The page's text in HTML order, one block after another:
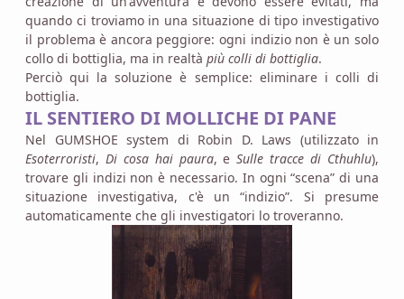
quando ci troviamo in una situazione di tipo investigativo
il problema è ancora peggiore: ogni indizio non è un solo
collo di bottiglia, ma in realtà più colli di bottiglia.
Perciò qui la soluzione è semplice: eliminare i colli di
bottiglia.
IL SENTIERO DI MOLLICHE DI PANE
Nel GUMSHOE system di Robin D. Laws (utilizzato in
Esoterroristi, Di cosa hai paura, eSulle tracce di Cthuhlu),
trovare gli indizi non è necessario. In ogni “scena” di una
situazione investigativa, c'è un “indizio”. Si presume
automaticamente che gli investigatori lo troveranno.